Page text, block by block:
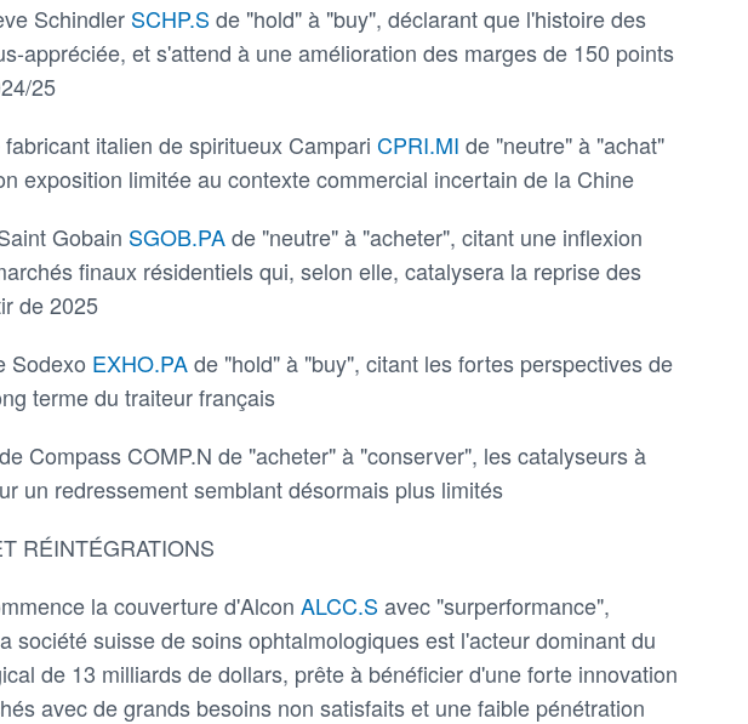
Schindler SCHP.S de "hold" à "buy", déclarant que l'histoire des
appréciée, et s'attend à une amélioration des marges de 150 points
25
italien de spiritueux Campari CPRI.MI de "neutre" à "achat"
exposition limitée au contexte commercial incertain de la Chine
Gobain SGOB.PAde "neutre" à "acheter", citant une inflexion
finaux résidentiels qui, selon elle, catalysera la reprise des
de 2025
Sodexo EXHO.PAde "hold" à "buy", citant les fortes perspectives de
terme du traiteur français
Compass COMP.N de "acheter" à "conserver", les catalyseurs à
un redressement semblant désormais plus limités
RÉINTÉGRATIONS
la couverture d'Alcon ALCC.S avec "surperformance",
société suisse de soins ophtalmologiques est l'acteur dominant du
de 13 milliards de dollars, prête à bénéficier d'une forte innovation
avec de grands besoins non satisfaits et une faible pénétration